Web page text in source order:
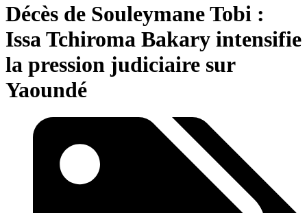
Décès de Souleymane Tobi :
Issa Tchiroma Bakary intensifie
la pression judiciaire sur
Yaoundé